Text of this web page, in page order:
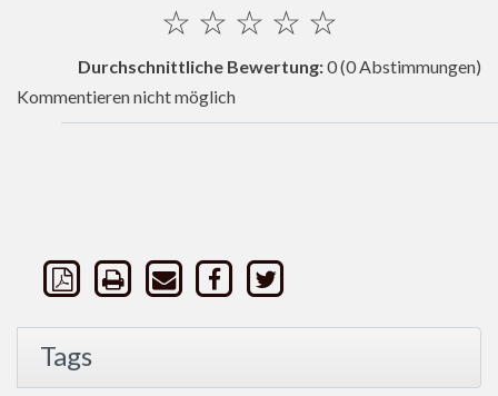
☆
☆
☆
☆
☆
Durchschnittliche Bewertung:0(0 Abstimmungen)
Kommentieren nicht möglich
Tags